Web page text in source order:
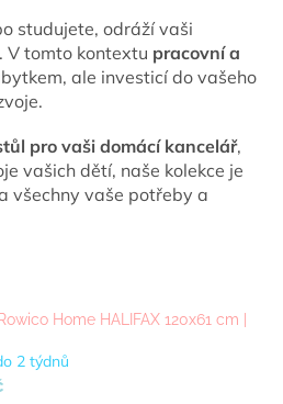
studujete, odráží vaši
tomto kontextu pracovní a
ale investicí do vašeho
pro vaši domácí kancelář,
vašich dětí, naše kolekce je
všechny vaše potřeby a
Home HALIFAX 120x61 cm |
2 týdnů